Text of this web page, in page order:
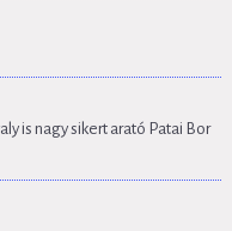
is nagy sikert arató Patai Bor